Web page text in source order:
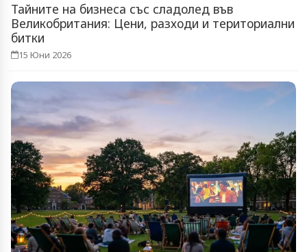
Тайните на бизнеса със сладолед във
Великобритания: Цени, разходи и териториални
битки
15 Юни 2026